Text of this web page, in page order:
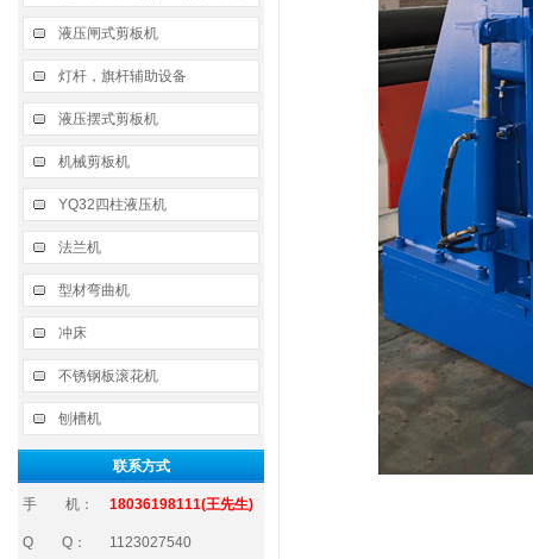
液压闸式剪板机
灯杆，旗杆辅助设备
液压摆式剪板机
机械剪板机
YQ32四柱液压机
法兰机
型材弯曲机
冲床
不锈钢板滚花机
刨槽机
联系方式
手 机： 18036198111(王先生)
Q Q： 1123027540